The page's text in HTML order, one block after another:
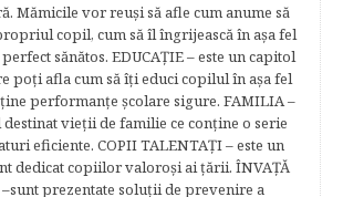
Mămicile vor reuşi să afle cum anume să
copil, cum să îl îngrijească în aşa fel
sănătos. EDUCAŢIE – este un capitol
poţi afla cum să îţi educi copilul în aşa fel
performanţe şcolare sigure. FAMILIA –
destinat vieţii de familie ce conţine o serie
eficiente. COPII TALENTAŢI – este un
dedicat copiilor valoroși ai țării. ÎNVAŢĂ
–sunt prezentate soluţii de prevenire a